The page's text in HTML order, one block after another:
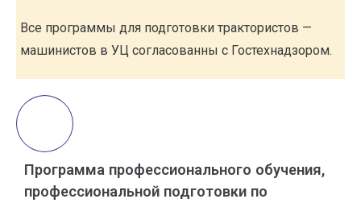
Все программы для подготовки трактористов —
машинистов в УЦ согласованны с Гостехнадзором.
Программа профессионального обучения,
профессиональной подготовки по